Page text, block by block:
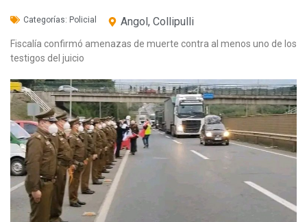
Categorías: Policial Angol, Collipulli
Fiscalía confirmó amenazas de muerte contra al menos uno de los
testigos del juicio